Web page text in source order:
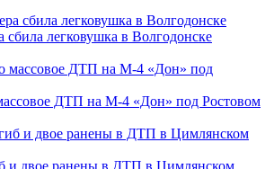
сбила легковушка в Волгодонске
ДТП на М-4 «Дон» под Ростовом
и двое ранены в ДТП в Цимлянском